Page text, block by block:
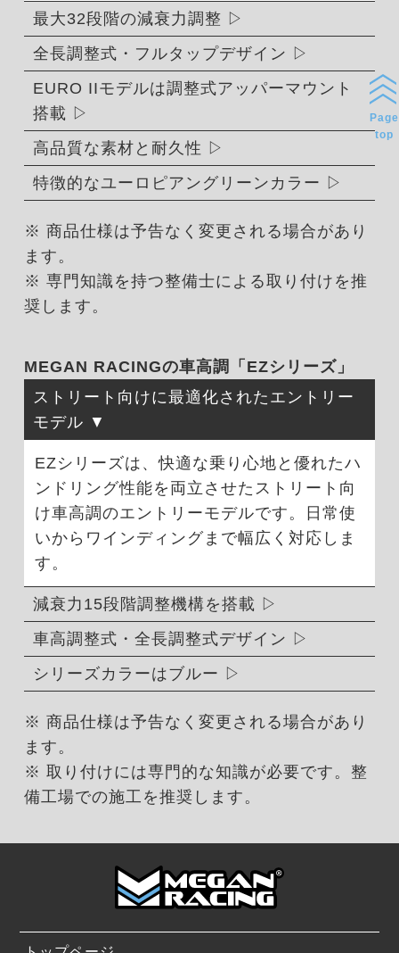
最大32段階の減衰力調整
全長調整式・フルタップデザイン
EURO IIモデルは調整式アッパーマウント
搭載
高品質な素材と耐久性
特徴的なユーロピアングリーンカラー
※ 商品仕様は予告なく変更される場合があり
ます。
※ 専門知識を持つ整備士による取り付けを推
奨します。
MEGAN RACINGの車高調「EZシリーズ」
ストリート向けに最適化されたエントリー
モデル
EZシリーズは、快適な乗り心地と優れたハ
ンドリング性能を両立させたストリート向
け車高調のエントリーモデルです。日常使
いからワインディングまで幅広く対応しま
す。
減衰力15段階調整機構を搭載
車高調整式・全長調整式デザイン
シリーズカラーはブルー
※ 商品仕様は予告なく変更される場合があり
ます。
※ 取り付けには専門的な知識が必要です。整
備工場での施工を推奨します。
Page
top